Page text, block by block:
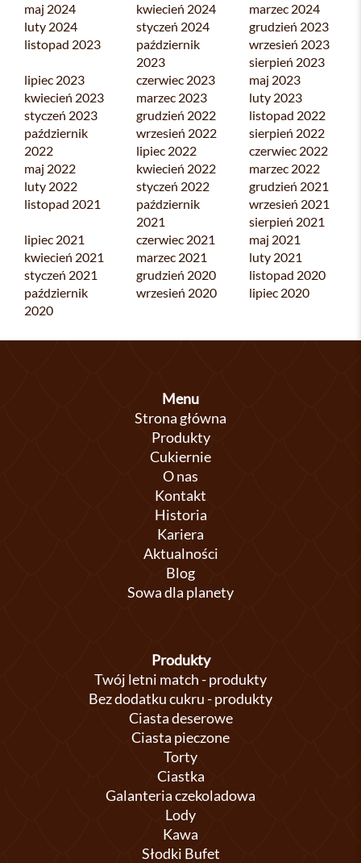
maj 2024
kwiecień 2024
marzec 2024
luty 2024
styczeń 2024
grudzień 2023
listopad 2023
październik
2023
wrzesień 2023
sierpień 2023
lipiec 2023
czerwiec 2023
maj 2023
kwiecień 2023
marzec 2023
luty 2023
styczeń 2023
grudzień 2022
listopad 2022
październik
2022
wrzesień 2022
sierpień 2022
lipiec 2022
czerwiec 2022
maj 2022
kwiecień 2022
marzec 2022
luty 2022
styczeń 2022
grudzień 2021
listopad 2021
październik
2021
wrzesień 2021
sierpień 2021
lipiec 2021
czerwiec 2021
maj 2021
kwiecień 2021
marzec 2021
luty 2021
styczeń 2021
grudzień 2020
listopad 2020
październik
2020
wrzesień 2020 lipiec 2020
Menu
Strona główna
Produkty
Cukiernie
O nas
Kontakt
Historia
Kariera
Aktualności
Blog
Sowa dla planety
Produkty
Twój letni match - produkty
Bez dodatku cukru - produkty
Ciasta deserowe
Ciasta pieczone
Torty
Ciastka
Galanteria czekoladowa
Lody
Kawa
Słodki Bufet